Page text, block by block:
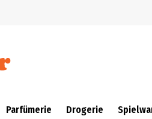
Parfümerie Drogerie